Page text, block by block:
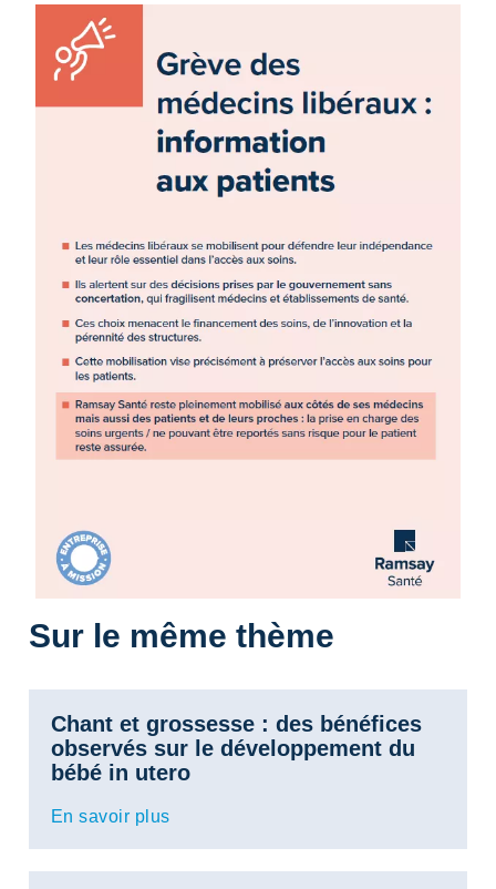
Sur le même thème
Chant et grossesse : des bénéfices
observés sur le développement du
bébé in utero
En savoir plus